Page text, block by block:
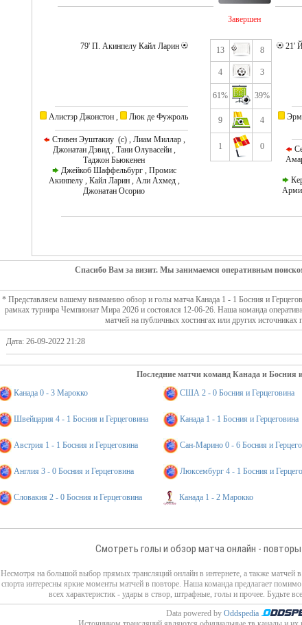
Завершен
79' П. Акинпелу Кайл Ларин
Алистэр Джонстон , Люк де Фужроль
Стивен Эуштакиу (c) , Лиам Миллар ,
Джонатан Дэвид , Тани Олувасейи ,
Таджон Бьюкенен
Джейкоб Шаффельбург , Промис
Акинпелу , Кайл Ларин , Али Ахмед ,
Джонатан Осорио
13 8
4 3
61% 39%
9 4
1 0
21'
Спасибо Вам за визит. Мы занимаемся оперативным
* Представляем вашему вниманию обзор и голы матча Канада 1 - 1 Босния и
рамках турнира Чемпионат Мира 2026 и состоялся 12-06-26. Наша команда
матчей на публичных хостингах или других источниках
Дата: 26-09-2022 21:28
Последние матчи команд Канада и Босния
Канада 0 - 3 Марокко
США 2 - 0 Босния и Герцеговина
Швейцария 4 - 1 Босния и Герцеговина Канада 1 - 1 Босния и Герцеговина
Австрия 1 - 1 Босния и Герцеговина Сан-Марино 0 - 6 Босния и
Англия 3 - 0 Босния и Герцеговина Люксембург 4 - 1 Босния и
Словакия 2 - 0 Босния и Герцеговина Канада 1 - 2 Марокко
Смотреть голы и обзор матча онлайн -
Несмотря на большой выбор прямых трансляций онлайн в интернете, а также
спорта интересны яркие моменты матчей в повторе. Наша команда предлагает
всех характеристик - удары в створ, штрафные, голы и прочее. Будьте
Data powered by Oddspedia